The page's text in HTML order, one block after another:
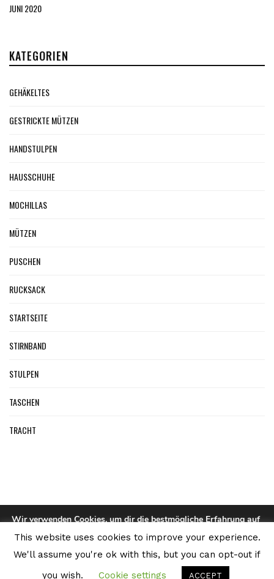
JUNI 2020
KATEGORIEN
GEHÄKELTES
GESTRICKTE MÜTZEN
HANDSTULPEN
HAUSSCHUHE
MOCHILLAS
MÜTZEN
PUSCHEN
RUCKSACK
STARTSEITE
STIRNBAND
STULPEN
TASCHEN
TRACHT
TASCHEN, RUCKSÄCKE USW.
© webbieber | Die Strickfilzerei
This website uses cookies to improve your experience.
We'll assume you're ok with this, but you can opt-out if
you wish.
Cookie settings ACCEPT
Wir verwenden Cookies, um dir die bestmögliche Erfahrung auf
Du kannst mehr darüber erfahren, welche Cookies wir
verwenden, oder sie unterEinstellungendeaktivieren.
Zustimmen Ablehnen